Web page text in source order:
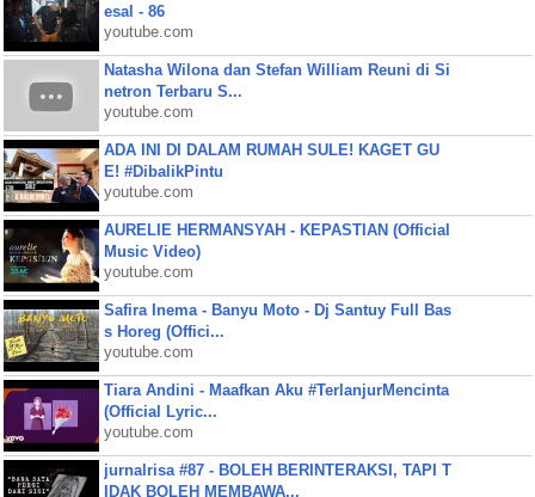
esal - 86
youtube.com
Natasha Wilona dan Stefan William Reuni di Si
netron Terbaru S...
youtube.com
ADA INI DI DALAM RUMAH SULE! KAGET GU
E! #DibalikPintu
youtube.com
AURELIE HERMANSYAH - KEPASTIAN (Official
Music Video)
youtube.com
Safira Inema - Banyu Moto - Dj Santuy Full Bas
s Horeg (Offici...
youtube.com
Tiara Andini - Maafkan Aku #TerlanjurMencinta
(Official Lyric...
youtube.com
jurnalrisa #87 - BOLEH BERINTERAKSI, TAPI T
IDAK BOLEH MEMBAWA...